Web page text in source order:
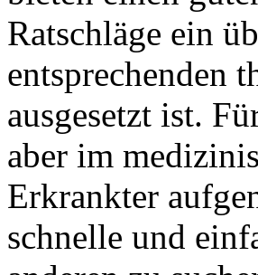
Ratschläge ein
entsprechenden
ausgesetzt ist.
aber im
Erkrankter
schnelle und